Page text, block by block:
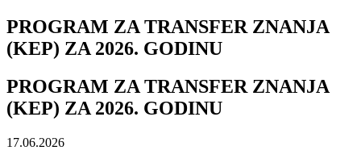
PROGRAM ZA TRANSFER ZNANJA
(KEP) ZA 2026. GODINU
PROGRAM ZA TRANSFER ZNANJA
(KEP) ZA 2026. GODINU
17.06.2026